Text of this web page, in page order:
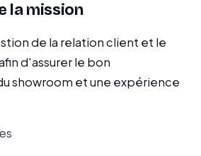
la mission
de la relation client et le
d'assurer le bon
showroom et une expérience